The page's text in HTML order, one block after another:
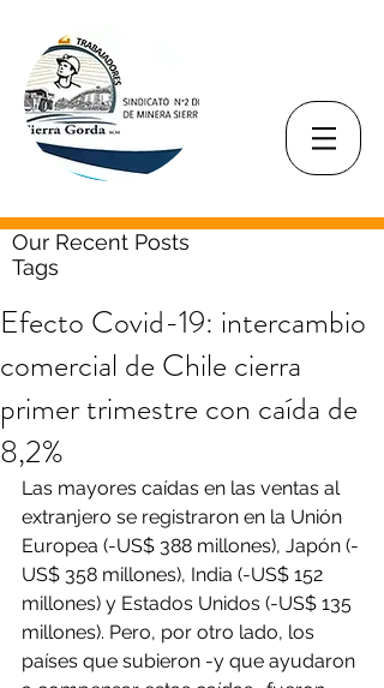
Our Recent Posts
Tags
Efecto Covid-19: intercambio
comercial de Chile cierra
primer trimestre con caída de
8,2%
Las mayores caídas en las ventas al
extranjero se registraron en la Unión
Europea (-US$ 388 millones), Japón (-
US$ 358 millones), India (-US$ 152
millones) y Estados Unidos (-US$ 135
millones). Pero, por otro lado, los
países que subieron -y que ayudaron